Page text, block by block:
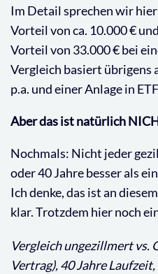
Im Detail sprechen wir
Vorteil von ca. 10.000 €
Vorteil von 33.000 € bei
Vergleich basiert übrigens
p.a. und einer Anlage in
Aber das ist natürlich
Nochmals: Nicht jeder
oder 40 Jahre besser als
Ich denke, das ist an
klar. Trotzdem hier noch
Vergleich ungezillmert vs.
Vertrag), 40 Jahre